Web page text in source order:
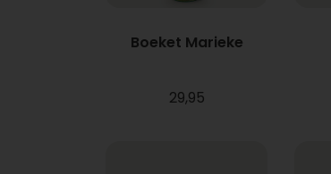
Boeket Marieke
29,95